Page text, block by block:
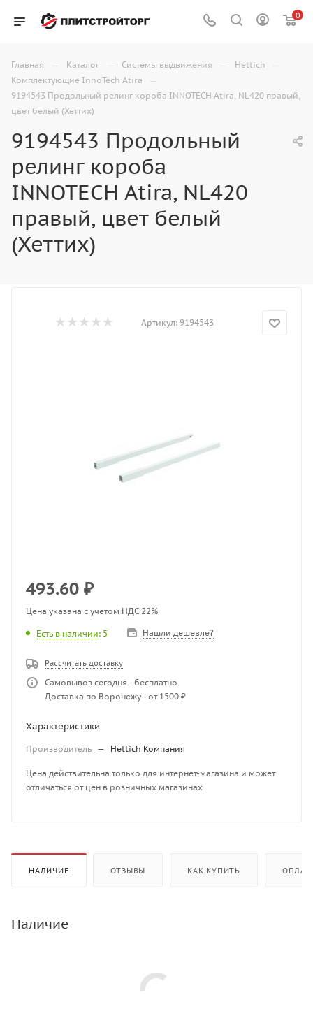
0
Главная — Каталог — Системы выдвижения — Hettich —
Комплектующие InnoTech Atira —
9194543 Продольный релинг короба INNOTECH Atira, NL420 правый,
цвет белый (Хеттих)
9194543 Продольный
релинг короба
INNOTECH Atira, NL420
правый, цвет белый
(Хеттих)
Артикул: 9194543
493.60 ₽
Цена указана с учетом НДС 22%
Есть в наличии: 5 Нашли дешевле?
Рассчитать доставку
Самовывоз сегодня - бесплатно
Доставка по Воронежу - от 1500 ₽
Характеристики
Производитель — Hettich Компания
Цена действительна только для интернет-магазина и может
отличаться от цен в розничных магазинах
НАЛИЧИЕ ОТЗЫВЫ КАК КУПИТЬ
Наличие